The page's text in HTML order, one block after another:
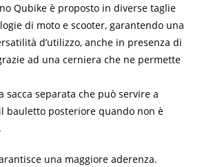
Qubike è proposto in diverse taglie
di moto e scooter, garantendo una
d’utilizzo, anche in presenza di
ad una cerniera che ne permette
sacca separata che può servire a
bauletto posteriore quando non è
una maggiore aderenza.